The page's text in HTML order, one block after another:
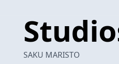
SAKU MARISTO